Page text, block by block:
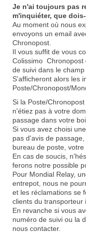
Je n'ai toujours pas
m'inquiéter, que
Au moment où nous
envoyons un email
Chronopost.
Il vous suffit de vous
Colissimo Chronopost
de suivi dans le
S'afficheront alors les
Poste/Chronopost/
Si la Poste/
n'étiez pas à votre
passage dans votre
Si vous avez choisi
pas d'avis de
bureau de poste,
En cas de soucis,
ferons notre possible
Pour Mondial Relay,
entrepot, nous ne
et les réclamations se
clients du transporteur
En revanche si vous
numéro de suivi ou la
nous contacter.